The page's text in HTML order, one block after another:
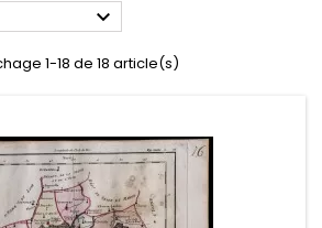

1-18 de 18 article(s)